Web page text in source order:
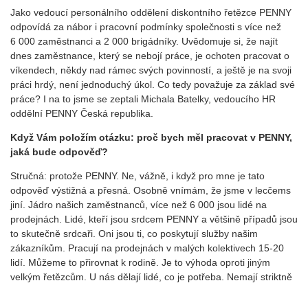
Jako vedoucí personálního oddělení diskontního řetězce PENNY
odpovídá za nábor i pracovní podmínky společnosti s více než
6 000 zaměstnanci a 2 000 brigádníky. Uvědomuje si, že najít
dnes zaměstnance, který se nebojí práce, je ochoten pracovat o
víkendech, někdy nad rámec svých povinností, a ještě je na svoji
práci hrdý, není jednoduchý úkol. Co tedy považuje za základ své
práce? I na to jsme se zeptali Michala Batelky, vedoucího HR
oddělní PENNY Česká republika.
Když Vám položím otázku: proč bych měl pracovat v PENNY,
jaká bude odpověď?
Stručná: protože PENNY. Ne, vážně, i když pro mne je tato
odpověď výstižná a přesná. Osobně vnímám, že jsme v lecčems
jiní. Jádro našich zaměstnanců, více než 6 000 jsou lidé na
prodejnách. Lidé, kteří jsou srdcem PENNY a většině případů jsou
to skutečně srdcaři. Oni jsou ti, co poskytují služby našim
zákazníkům. Pracují na prodejnách v malých kolektivech 15-20
lidí. Můžeme to přirovnat k rodině. Je to výhoda oproti jiným
velkým řetězcům. U nás dělají lidé, co je potřeba. Nemají striktně